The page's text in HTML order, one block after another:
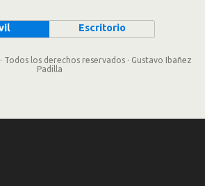
Escritorio
los derechos reservados · Gustavo Ibañez
Padilla